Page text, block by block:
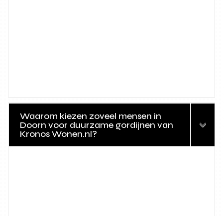
Waarom kiezen zoveel mensen in
Doorn voor duurzame gordijnen van
Kronos Wonen.nl?